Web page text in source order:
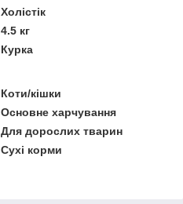
Холістік
4.5 кг
Курка
Коти/кішки
Основне харчування
Для дорослих тварин
Сухі корми